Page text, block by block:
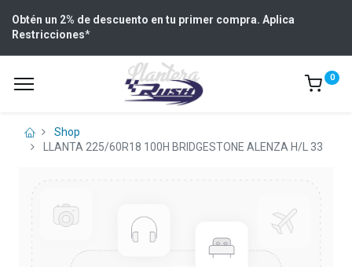
Obtén un 2% de descuento en tu primer compra. Aplica
Restricciones*
0
Shop
LLANTA 225/60R18 100H BRIDGESTONE ALENZA H/L 33